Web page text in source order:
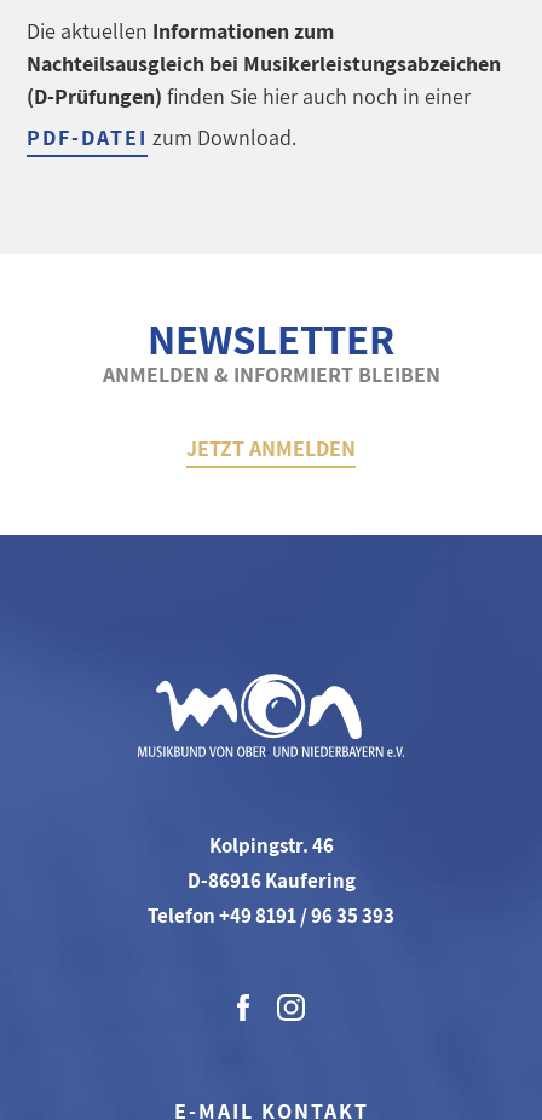
Die aktuellen Informationen zum
Nachteilsausgleich bei Musikerleistungsabzeichen
(D-Prüfungen) finden Sie hier auch noch in einer
PDF-DATEI zum Download.
NEWSLETTER
ANMELDEN & INFORMIERT BLEIBEN
JETZT ANMELDEN
Kolpingstr. 46
D-86916 Kaufering
Telefon +49 8191 / 96 35 393
E-MAIL KONTAKT